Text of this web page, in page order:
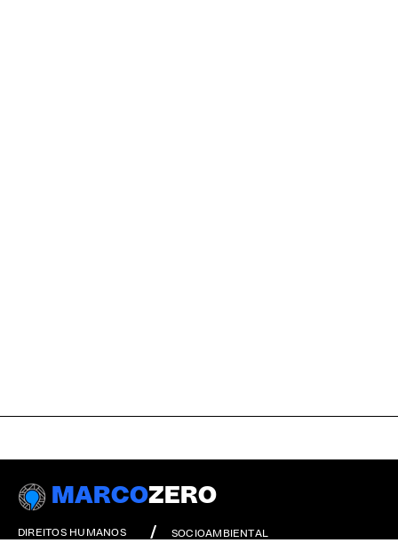
MARCOZERO
DIREITOS HUMANOS SOCIOAMBIENTAL